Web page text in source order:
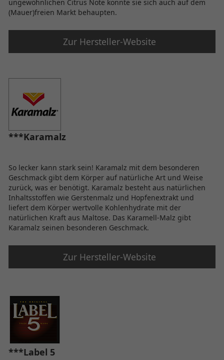
ungewöhnlichen Citrus Note konnte sie sich auch auf dem
(Mauer)freien Markt behaupten.
Zur Hersteller-Website
***Karamalz
So lecker kann stark sein! Karamalz mit dem besonderen
Geschmack gibt dem Körper auf natürliche Art und Weise
zurück, was er benötigt. Karamalz besteht aus natürlichen
Inhaltsstoffen wie Gerstenmalz und Hopfenextrakt und
liefert dem Körper wertvolle Kohlenhydrate mit der
natürlichen Kraft aus Maltose. Das Karamell-Malz gibt
Karamalz seinen besonderen Geschmack.
Zur Hersteller-Website
***Label 5